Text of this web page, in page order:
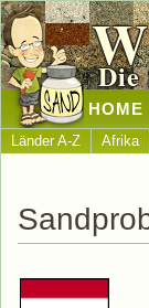
Die
HOME
Länder A-Z Afrika